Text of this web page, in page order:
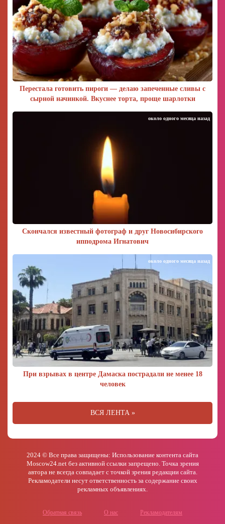
Перестала готовить пироги — делаю запеченные сливы с
сырной начинкой. Вкуснее торта, проще шарлотки
Скончался известный фотограф и друг Новосибирского
ипподрома Игнатович
около одного месяца назад
При взрывах в центре Дамаска пострадали не менее 18
человек
около одного месяца назад
ВСЯ ЛЕНТА »
2024 © Все права защищены: Использование контента сайта
Moscow24.net без активной ссылки запрещено. Точка зрения
автора не всегда совпадает с точкой зрения редакции сайта.
Рекламодатели несут ответственность за содержание своих
рекламных объявлениях.
Обратная связь О нас Рекламодателям